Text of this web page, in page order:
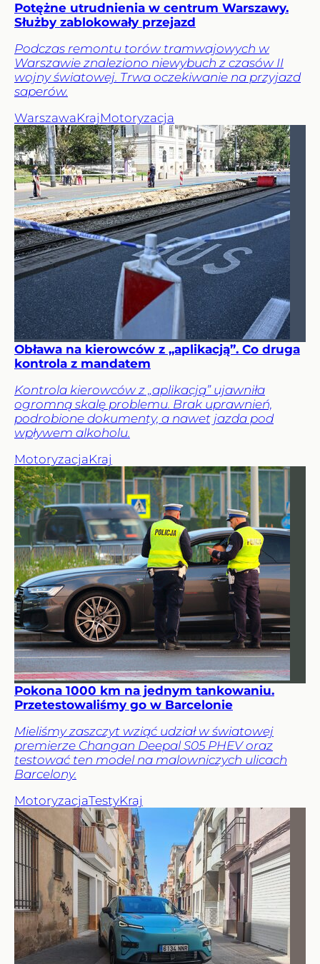
Potężne utrudnienia w centrum Warszawy.
Służby zablokowały przejazd
Podczas remontu torów tramwajowych w
Warszawie znaleziono niewybuch z czasów II
wojny światowej. Trwa oczekiwanie na przyjazd
saperów.
WarszawaKraj Motoryzacja
Obława na kierowców z „aplikacją”. Co druga
kontrola z mandatem
Kontrola kierowców z „aplikacją” ujawniła
ogromną skalę problemu. Brak uprawnień,
podrobione dokumenty, a nawet jazda pod
wpływem alkoholu.
MotoryzacjaKraj
Pokona 1000 km na jednym tankowaniu.
Przetestowaliśmy go w Barcelonie
Mieliśmy zaszczyt wziąć udział w światowej
premierze Changan Deepal S05 PHEV oraz
testować ten model na malowniczych ulicach
Barcelony.
MotoryzacjaTestyKraj